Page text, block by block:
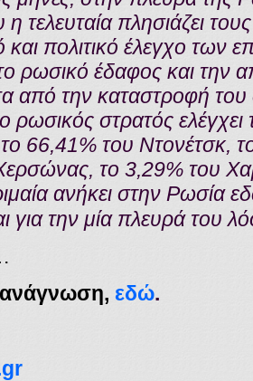
τελευταία πλησιάζει
και πολιτικό έλεγχο των
ρωσικό έδαφος και την
από την καταστροφή του
ρωσικός στρατός
66,41% του Ντονέτσκ,
το 3,29% του
ανήκει στην Ρωσία
για την μία πλευρά του
ανάγνωση, εδώ.